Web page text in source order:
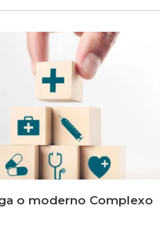
o moderno Complexo